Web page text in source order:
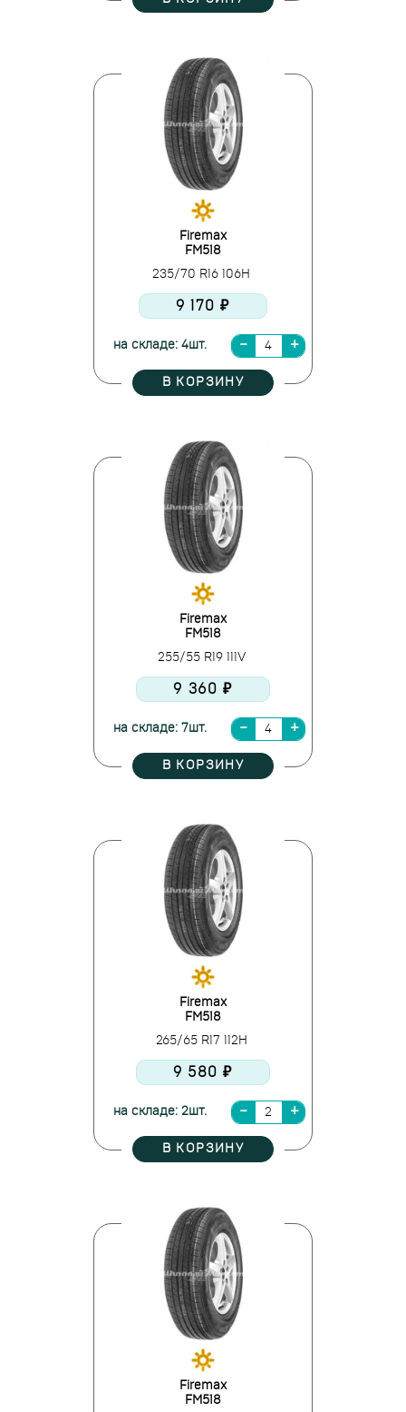
Firemax
FM518
235/70 R16 106H
9 170 ₽
на складе: 4шт.
В КОРЗИНУ
Firemax
FM518
255/55 R19 111V
9 360 ₽
на складе: 7шт.
В КОРЗИНУ
Firemax
FM518
265/65 R17 112H
9 580 ₽
на складе: 2шт.
В КОРЗИНУ
Firemax
FM518